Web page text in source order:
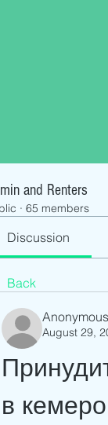
and Renters
· 65 members
Discussion
Back
Anonymous
August 29,
в